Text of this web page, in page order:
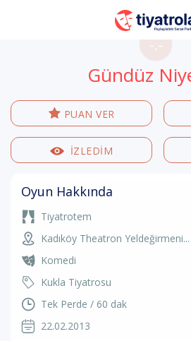
-.-
Gündüz
PUAN VER
İZLEDİM
Oyun Hakkında
Tiyatrotem
Kadıköy Theatron Yeldeğirmeni...
Komedi
Kukla Tiyatrosu
Tek Perde / 60 dak
22.02.2013